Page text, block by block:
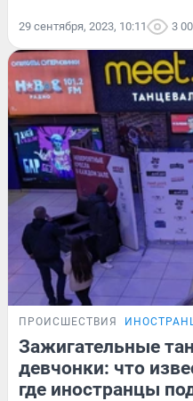
29 сентября, 2023, 10:11 3
ПРОИСШЕСТВИЯ
Зажигательные
девчонки: что
где иностранцы